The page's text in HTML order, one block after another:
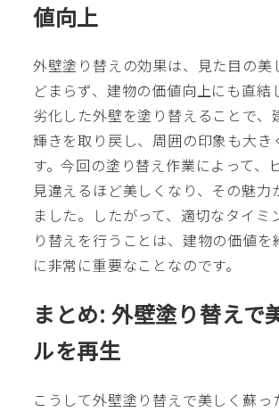
値向上
外壁塗り替えの効果は、見た目の美
どまらず、建物の価値向上にも直結
劣化した外壁を塗り替えることで、
輝きを取り戻し、周囲の印象も大き
す。今回の塗り替え作業によって、
見違えるほど美しくなり、その魅力
ました。したがって、適切なタイミ
り替えを行うことは、建物の価値を
に非常に重要なことなのです。
まとめ: 外壁塗り替えで
ルを再生
こうして外壁塗り替えで美しく蘇っ